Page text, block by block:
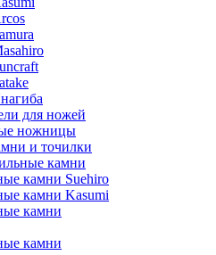
для ножей
ножницы
и точилки
камни
камни Suehiro
камни Kasumi
камни
камни